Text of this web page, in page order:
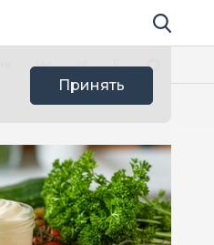
Поиск по
Принять